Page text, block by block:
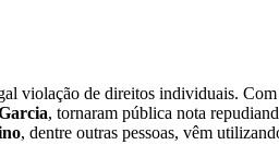
violação de direitos individuais.
, tornaram pública nota
, dentre outras pessoas, vêm